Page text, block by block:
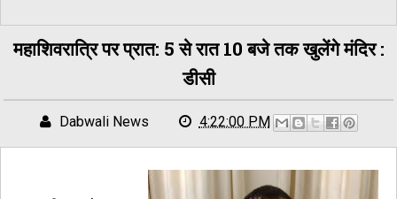
महाशिवरात्रि पर प्रात: 5 से रात 10 बजे तक खुलेंगे मंदिर :
डीसी
Dabwali News 4:22:00 PM